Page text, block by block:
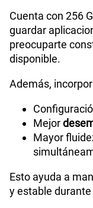
Cuenta con 256
guardar
preocuparte
disponible.
Además,
Mejor
Mayor
Esto ayuda a
y estable